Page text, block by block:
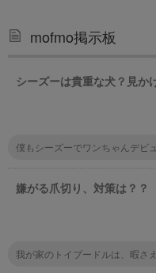
mofmo掲示板
シーズーは貴重な犬？見
僕もシーズーでワンちゃんデビ
嫌がる爪切り、対策は？？
我が家のトイプードルは、暇さ